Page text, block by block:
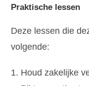
Praktische lessen
Deze lessen die
volgende:
Houd zakelijke